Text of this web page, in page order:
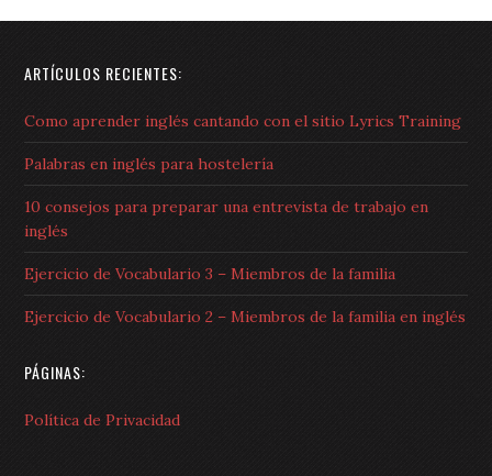
ARTÍCULOS RECIENTES:
Como aprender inglés cantando con el sitio Lyrics Training
Palabras en inglés para hostelería
10 consejos para preparar una entrevista de trabajo en
inglés
Ejercicio de Vocabulario 3 – Miembros de la familia
Ejercicio de Vocabulario 2 – Miembros de la familia en inglés
PÁGINAS:
Política de Privacidad